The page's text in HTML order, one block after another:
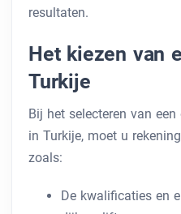
resultaten.
Het kiezen van
Turkije
Bij het selecteren van
in Turkije, moet u
zoals:
De kwalificaties en